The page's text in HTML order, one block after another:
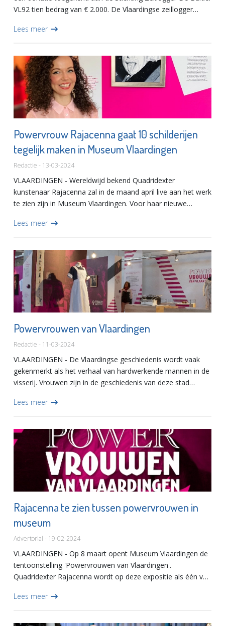
VL92 tien bedrag van € 2.000. De Vlaardingse zeillogger
cultur...
Lees meer
Powervrouw Rajacenna gaat 10 schilderijen
tegelijk maken in Museum Vlaardingen
Redactie - 13-03-2024
VLAARDINGEN - Wereldwijd bekend Quadridexter
kunstenaar Rajacenna zal in de maand april live aan het werk
te zien zijn in Museum Vlaardingen. Voor haar nieuwe
verschillend...
Lees meer
Powervrouwen van Vlaardingen
Redactie - 11-03-2024
VLAARDINGEN - De Vlaardingse geschiedenis wordt vaak
gekenmerkt als het verhaal van hardwerkende mannen in de
visserij. Vrouwen zijn in de geschiedenis van deze stad
degelijk hun...
Lees meer
Rajacenna te zien tussen powervrouwen in
museum
Advertorial - 19-02-2024
VLAARDINGEN - Op 8 maart opent Museum Vlaardingen de
tentoonstelling 'Powervrouwen van Vlaardingen'.
Quadridexter Rajacenna wordt op deze expositie als één van
aan een bewonde...
Lees meer